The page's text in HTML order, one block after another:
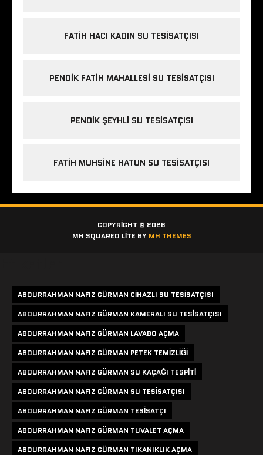
FATIH HACI KADIN SU TESISATÇISI
PENDIK FATIH MAHALLESI SU TESISATÇISI
PENDIK ŞEYHLI SU TESISATÇISI
FATIH MUHSINE HATUN SU TESISATÇISI
COPYRIGHT © 2026
MH SQUARED LITE BY MH THEMES
ABDURRAHMAN NAFIZ GÜRMAN CIHAZLI SU TESISATÇISI
ABDURRAHMAN NAFIZ GÜRMAN KAMERALI SU TESISATÇISI
ABDURRAHMAN NAFIZ GÜRMAN LAVABO AÇMA
ABDURRAHMAN NAFIZ GÜRMAN PETEK TEMIZLIĞI
ABDURRAHMAN NAFIZ GÜRMAN SU KAÇAĞI TESPITI
ABDURRAHMAN NAFIZ GÜRMAN SU TESISATÇISI
ABDURRAHMAN NAFIZ GÜRMAN TESISATÇI
ABDURRAHMAN NAFIZ GÜRMAN TUVALET AÇMA
ABDURRAHMAN NAFIZ GÜRMAN TIKANIKLIK AÇMA